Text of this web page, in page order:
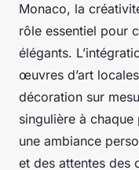
Monaco, la
rôle essentiel pour
élégants.
œuvres d’art
décoration sur
singulière à
une ambiance
et des attentes des